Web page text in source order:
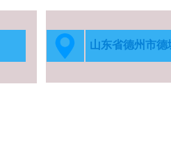
183-0534-
山东省德州市